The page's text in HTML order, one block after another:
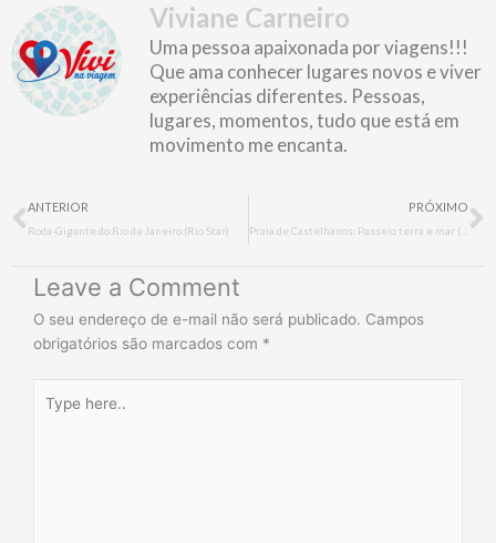
Viviane Carneiro
Uma pessoa apaixonada por viagens!!!
Que ama conhecer lugares novos e viver
experiências diferentes. Pessoas,
lugares, momentos, tudo que está em
movimento me encanta.
Prev
ANTERIOR
Roda-Gigante do Rio de Janeiro (Rio Star)
PRÓXIMO
Praia de Castelhanos: Passeio terra e mar (Ilhabela)
Leave a Comment
O seu endereço de e-mail não será publicado. Campos
obrigatórios são marcados com *
here..